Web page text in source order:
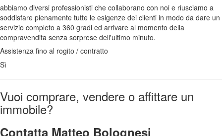
abbiamo diversi professionisti che collaborano con noi e riusciamo a
soddisfare pienamente tutte le esigenze dei clienti in modo da dare un
servizio completo a 360 gradi ed arrivare al momento della
compravendita senza sorprese dell'ultimo minuto.
Assistenza fino al rogito / contratto
Sì
Vuoi comprare, vendere o affittare un
immobile?
Contatta Matteo Bolognesi